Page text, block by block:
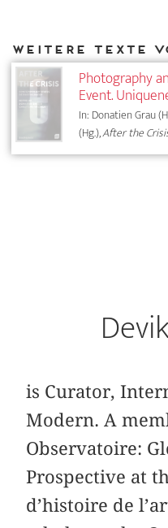
Photography
Event.
In: Donatien Grau
(Hg.),After the
is Curator,
Modern. A
Observatoire:
Prospective at
d’histoire de